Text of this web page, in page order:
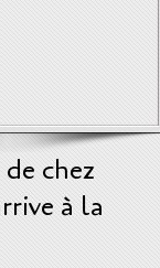
chez
à la